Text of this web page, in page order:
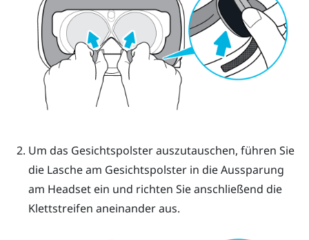
Um das Gesichtspolster auszutauschen, führen Sie
die Lasche am Gesichtspolster in die Aussparung
am Headset ein und richten Sie anschließend die
Klettstreifen aneinander aus.